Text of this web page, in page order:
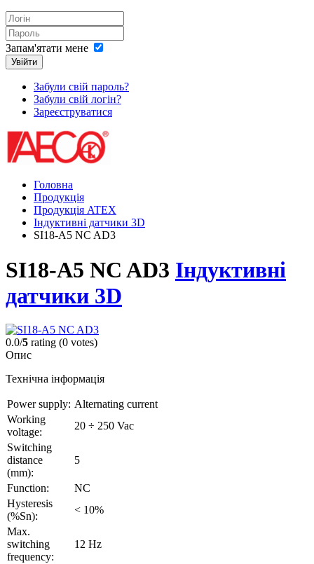
Запам'ятати мене
Увійти
Забули свій пароль?
Забули свій логін?
Зареєструватися
Головна
Продукція
Продукція ATEX
Індуктивні датчики 3D
SI18-A5 NC AD3
SI18-A5 NC AD3 Індуктивні
датчики 3D
0.0/5 rating (0 votes)
Опис
Технічна інформація
Power supply: Alternating current
Working
voltage:
20 ÷ 250 Vac
Switching
distance
(mm):
5
Function:
NC
Hysteresis
(%Sn):
< 10%
Max.
switching
frequency:
12 Hz